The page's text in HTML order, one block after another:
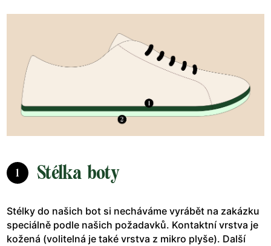
1 Stélka boty
Stélky do našich bot si necháváme vyrábět na zakázku
speciálně podle našich požadavků. Kontaktní vrstva je
kožená (volitelná je také vrstva z mikro plyše). Další